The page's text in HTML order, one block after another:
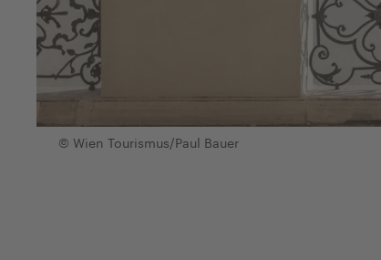
© Wien Tourismus/Paul Bauer